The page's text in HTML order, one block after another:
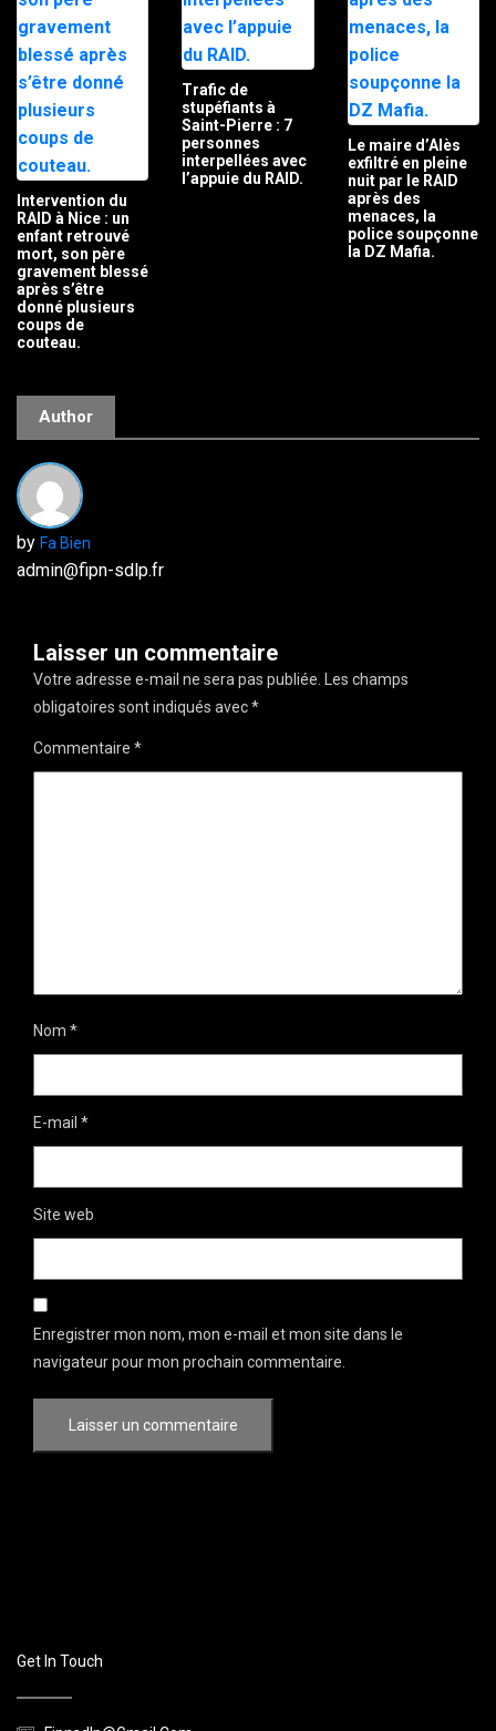
Intervention du
RAID à Nice : un
enfant retrouvé
mort, son père
gravement blessé
après s’être
donné plusieurs
coups de
couteau.
Trafic de
stupéfiants à
Saint-Pierre : 7
personnes
interpellées avec
l’appuie du RAID.
Le maire d’Alès
exfiltré en pleine
nuit par le RAID
après des
menaces, la
police soupçonne
la DZ Mafia.
Author
by Fa Bien
admin@fipn-sdlp.fr
Laisser un commentaire
Votre adresse e-mail ne sera pas publiée. Les champs
obligatoires sont indiqués avec*
Commentaire *
Nom *
E-mail *
Site web
Enregistrer mon nom, mon e-mail et mon site dans le
navigateur pour mon prochain commentaire.
Get In Touch